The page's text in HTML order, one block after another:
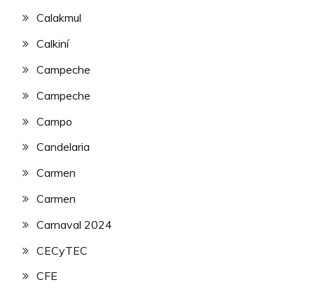
Calakmul
Calkiní
Campeche
Campeche
Campo
Candelaria
Carmen
Carmen
Carnaval 2024
CECyTEC
CFE